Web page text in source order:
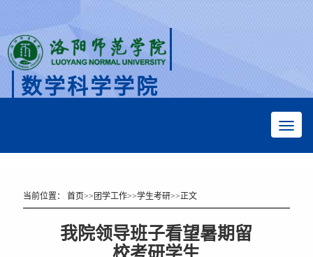
数学科学学院
当前位置：首页>> 团学工作>>学生考研>>正文
我院领导班子看望暑期留
校考研学生